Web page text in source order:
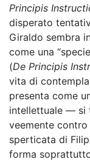
Principis
disperato
Giraldo sembra
come una
(De Principis
vita di
presenta come
intellettuale — si
veemente
sperticata di
forma